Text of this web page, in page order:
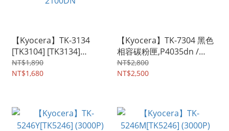
【Kyocera】TK-3134
[TK3104] [TK3134]
(12500P)相容黑色碳粉
匣,FS-4200 / 4300DN
NT$1,890
NT$1,680
【Kyocera】TK-7304 黑色
相容碳粉匣,P4035dn /
P4040dn
NT$2,800
NT$2,500